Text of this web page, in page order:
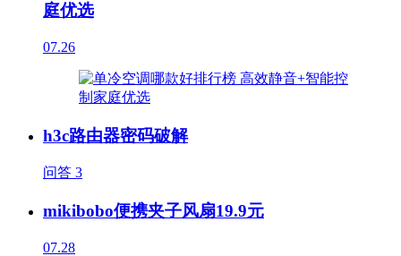
庭优选
07.26
h3c路由器密码破解
问答 3
mikibobo便携夹子风扇19.9元
07.28